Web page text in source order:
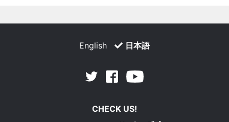
English 日本語
Twitter Facebook
CHECK US!